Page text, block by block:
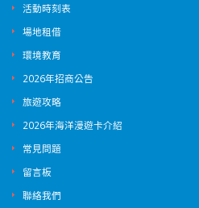
活動時刻表
場地租借
環境教育
2026年招商公告
旅遊攻略
2026年海洋漫遊卡介紹
常見問題
留言板
聯絡我們